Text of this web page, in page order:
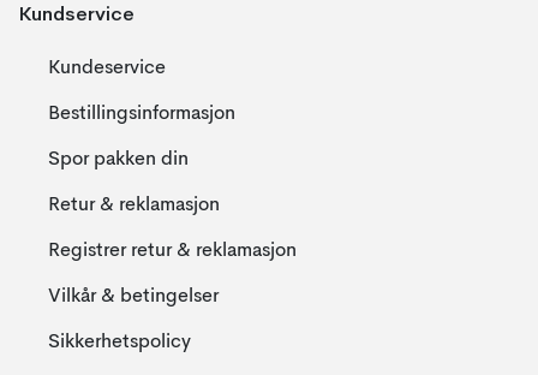
Kundservice
Kundeservice
Bestillingsinformasjon
Spor pakken din
Retur & reklamasjon
Registrer retur & reklamasjon
Vilkår & betingelser
Sikkerhetspolicy